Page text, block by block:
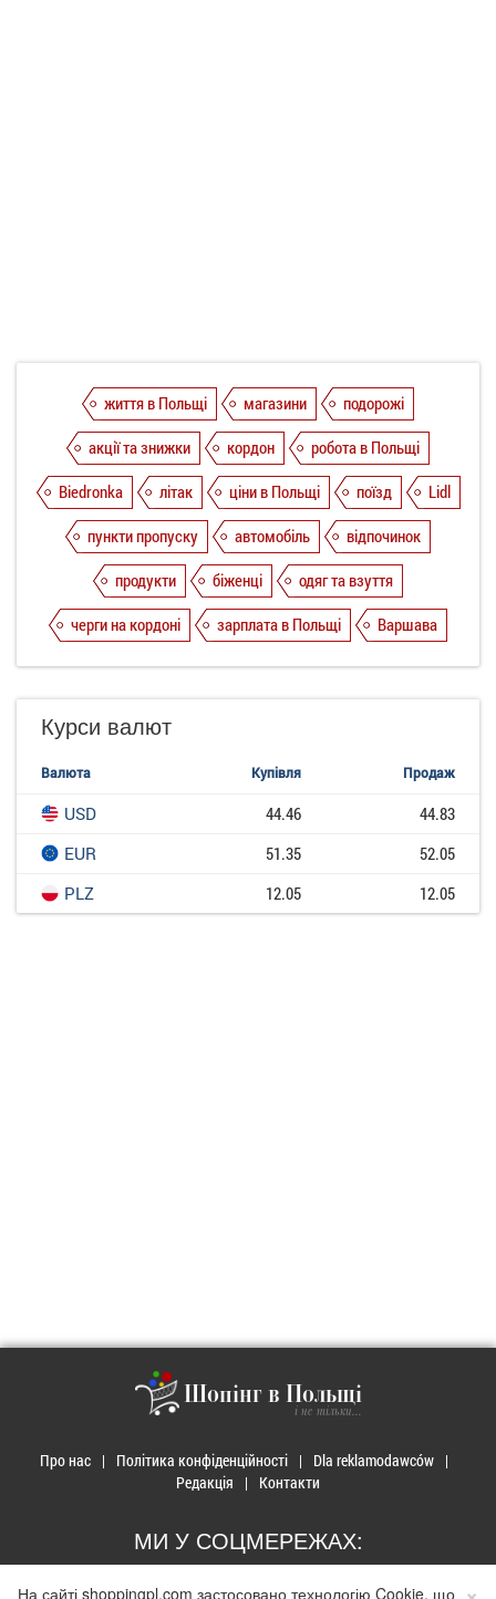
життя в Польщі магазини
подорожі
акції та знижки
кордон
робота в Польщі
Biedronka
літак ціни в Польщі поїзд
Lidl
пункти пропуску
автомобіль
відпочинок
продукти
біженці
одяг та взуття
черги на кордоні
зарплата в Польщі Варшава
Курси валют
Валюта Купівля Продаж
USD 44.46
44.83
EUR
51.35
52.05
PLZ
12.05 12.05
Шопінг в Польщі
і не тільки...
Про нас Політика конфіденційності
Dla reklamodawców
Редакція
Контакти
МИ У СОЦМЕРЕЖАХ:
На сайті shoppingpl.com застосовано технологію Cookie, що